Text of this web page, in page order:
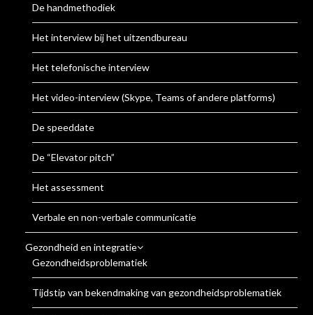
De handmethodiek
Het interview bij het uitzendbureau
Het telefonische interview
Het video-interview (Skype, Teams of andere platforms)
De speeddate
De “Elevator pitch”
Het assessment
Verbale en non-verbale communicatie
Gezondheid en integratie
Gezondheidsproblematiek
Tijdstip van bekendmaking van gezondheidsproblematiek